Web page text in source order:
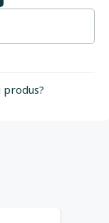
produs?